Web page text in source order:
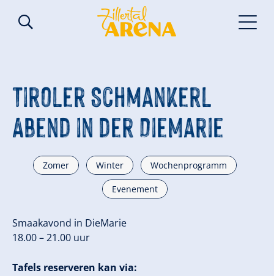
Tiroler Schmankerl
Abend in der DieMarie
Zomer Winter Wochenprogramm
Evenement
Smaakavond in DieMarie
18.00 – 21.00 uur
Tafels reserveren kan via: